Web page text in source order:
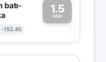
batı-
-152.45
1.5
MW1